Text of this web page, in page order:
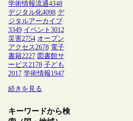
学術情報流通4348
デジタル化4098 デ
ジタルアーカイブ
3349 イベント 3012
災害2754 オープン
アクセス2678 電子
書籍2227 図書館サ
ービス2178 子ども
2017 学術情報1947
続きを見る
キーワードから検